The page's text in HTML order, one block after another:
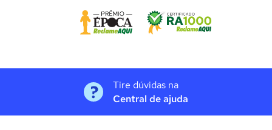
Tire dúvidas na
Central de ajuda